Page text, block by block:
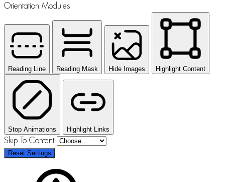
Orientation Modules
Reading Line Reading Mask Hide Images Highlight Content
Stop Animations Highlight Links
Skip To Content
Reset Settings